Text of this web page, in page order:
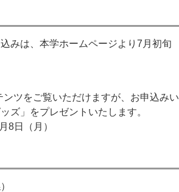
みは、本学ホームページより7月初旬
ツをご覧いただけますが、お申込みい
ズ」をプレゼントいたします。
8日（月）